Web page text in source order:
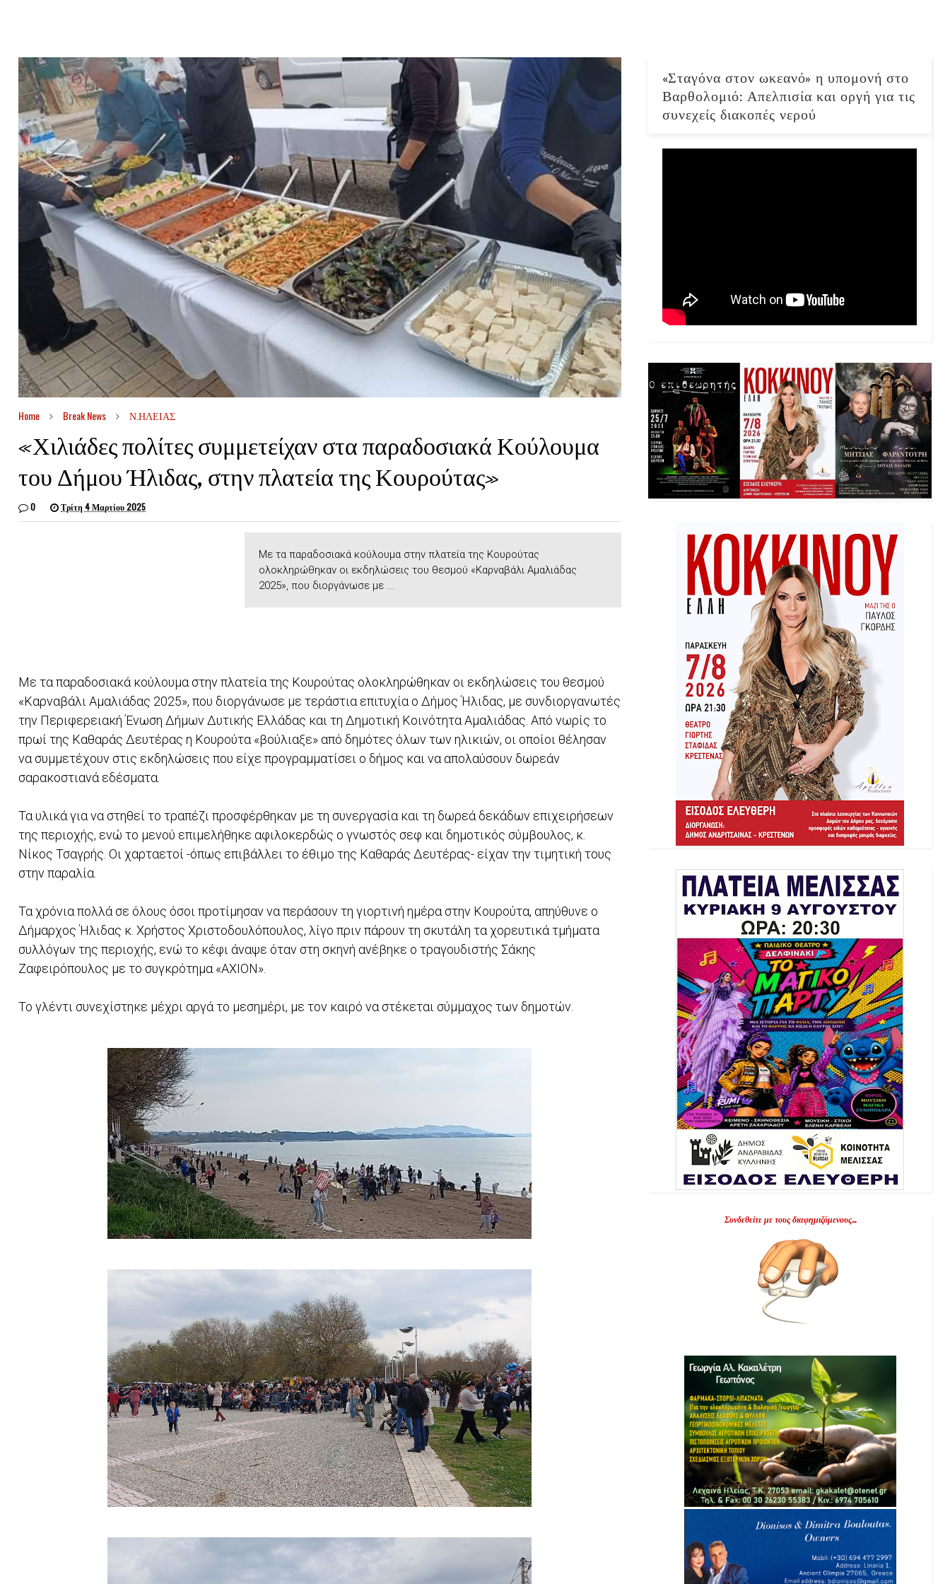
Home Break News Ν.ΗΛΕΙΑΣ
«Χιλιάδες πολίτες συμμετείχαν στα παραδοσιακά Κούλουμα
του Δήμου Ήλιδας, στην πλατεία της Κουρούτας»
0 Τρίτη 4 Μαρτίου 2025
Με τα παραδοσιακά κούλουμα στην πλατεία της Κουρούτας
ολοκληρώθηκαν οι εκδηλώσεις του θεσμού «Καρναβάλι Αμαλιάδας
2025», που διοργάνωσε με ...
Με τα παραδοσιακά κούλουμα στην πλατεία της Κουρούτας ολοκληρώθηκαν οι εκδηλώσεις του θεσμού
«Καρναβάλι Αμαλιάδας 2025», που διοργάνωσε με τεράστια επιτυχία ο Δήμος Ήλιδας, με συνδιοργανωτές
την Περιφερειακή Ένωση Δήμων Δυτικής Ελλάδας και τη Δημοτική Κοινότητα Αμαλιάδας. Από νωρίς το
πρωί της Καθαράς Δευτέρας η Κουρούτα «βούλιαξε» από δημότες όλων των ηλικιών, οι οποίοι θέλησαν
να συμμετέχουν στις εκδηλώσεις που είχε προγραμματίσει ο δήμος και να απολαύσουν δωρεάν
σαρακοστιανά εδέσματα.
Τα υλικά για να στηθεί το τραπέζι προσφέρθηκαν με τη συνεργασία και τη δωρεά δεκάδων επιχειρήσεων
της περιοχής, ενώ το μενού επιμελήθηκε αφιλοκερδώς ο γνωστός σεφ και δημοτικός σύμβουλος, κ.
Νίκος Τσαγρής. Οι χαρταετοί -όπως επιβάλλει το έθιμο της Καθαράς Δευτέρας- είχαν την τιμητική τους
στην παραλία.
Τα χρόνια πολλά σε όλους όσοι προτίμησαν να περάσουν τη γιορτινή ημέρα στην Κουρούτα, απηύθυνε ο
Δήμαρχος Ήλιδας κ. Χρήστος Χριστοδουλόπουλος, λίγο πριν πάρουν τη σκυτάλη τα χορευτικά τμήματα
συλλόγων της περιοχής, ενώ το κέφι άναψε όταν στη σκηνή ανέβηκε ο τραγουδιστής Σάκης
Ζαφειρόπουλος με το συγκρότημα «AXION».
Το γλέντι συνεχίστηκε μέχρι αργά το μεσημέρι, με τον καιρό να στέκεται σύμμαχος των δημοτών.
«Σταγόνα στον ωκεανό» η υπομονή στο
Βαρθολομιό: Απελπισία και οργή για τις
συνεχείς διακοπές νερού
Συνδεθείτε με τους διαφημιζόμενους...